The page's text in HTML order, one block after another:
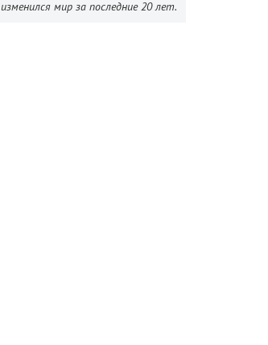
изменился мир за последние 20 лет.